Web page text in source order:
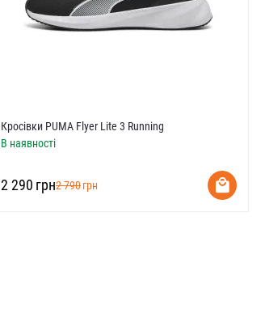
Кросівки PUMA Flyer Lite 3 Running
В наявності
‍2 290‍ грн‍2 790‍грн